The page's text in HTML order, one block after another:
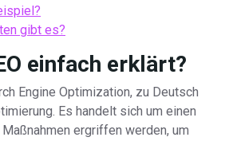
gibt es?
einfach erklärt?
Engine Optimization, zu Deutsch
Es handelt sich um einen
ergriffen werden, um